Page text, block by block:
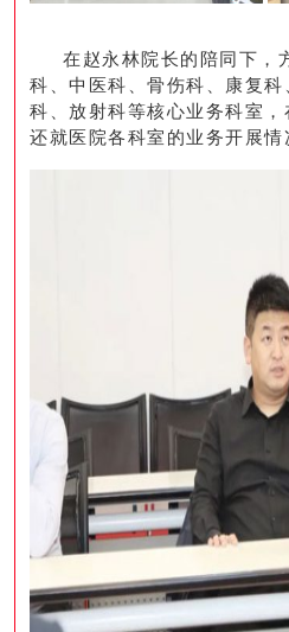
在赵永林院长的陪同下，
科、中医科、骨伤科、康复
科、放射科等核心业务科室
还就医院各科室的业务开展情